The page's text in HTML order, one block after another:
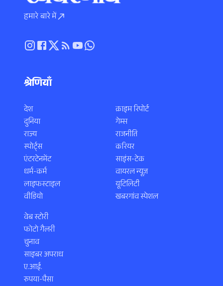
हमारे बारे में
श्रेणियाँ
देश
दुनिया
राज्य
स्पोर्ट्स
एंटरटेनमेंट
धर्म-कर्म
लाइफस्टाइल
वीडियो
क्राइम रिपोर्ट
गेम्स
राजनीति
करियर
साइंस-टेक
वायरल न्यूज़
यूटिलिटी
खबरगांव स्पेशल
वेब स्टोरी
फोटो गैलरी
चुनाव
साइबर अपराध
ए.आई.
रुपया-पैसा